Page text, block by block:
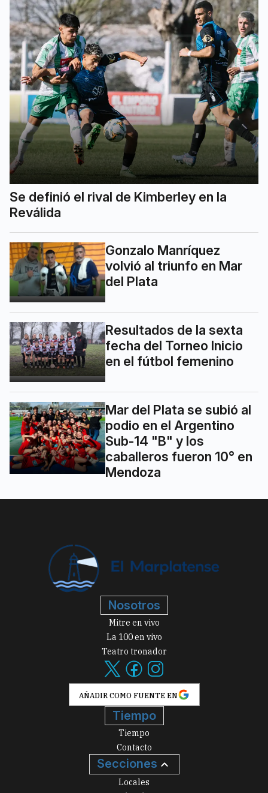
Se definió el rival de Kimberley en la
Reválida
Gonzalo Manríquez
volvió al triunfo en Mar
del Plata
Resultados de la sexta
fecha del Torneo Inicio
en el fútbol femenino
Mar del Plata se subió al
podio en el Argentino
Sub-14 "B" y los
caballeros fueron 10° en
Mendoza
Nosotros
Mitre en vivo
La 100 en vivo
Teatro tronador
AÑADIR COMO FUENTE EN
Tiempo
Tiempo
Contacto
Secciones
Locales